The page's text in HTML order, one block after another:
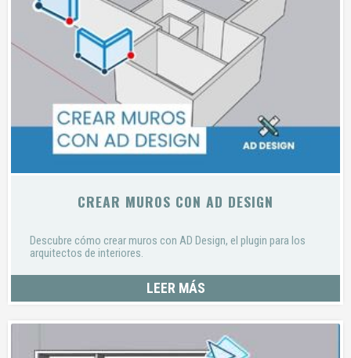
CREAR MUROS CON AD DESIGN
Descubre cómo crear muros con AD Design, el plugin para los
arquitectos de interiores.
LEER MÁS